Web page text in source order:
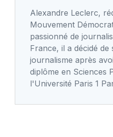
Alexandre Leclerc,
Mouvement
passionné de
France, il a décidé de
journalisme après
diplôme en Sciences
l'Université Paris 1